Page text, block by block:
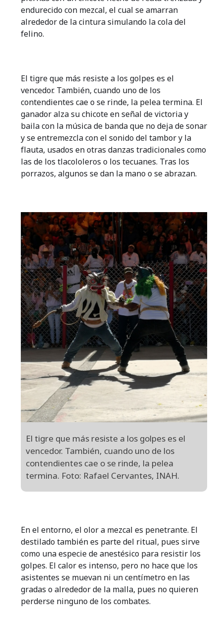
endurecido con mezcal, el cual se amarran
alrededor de la cintura simulando la cola del
felino.
El tigre que más resiste a los golpes es el
vencedor. También, cuando uno de los
contendientes cae o se rinde, la pelea termina. El
ganador alza su chicote en señal de victoria y
baila con la música de banda que no deja de sonar
y se entremezcla con el sonido del tambor y la
flauta, usados en otras danzas tradicionales como
las de los tlacololeros o los tecuanes. Tras los
porrazos, algunos se dan la mano o se abrazan.
El tigre que más resiste a los golpes es el
vencedor. También, cuando uno de los
contendientes cae o se rinde, la pelea
termina. Foto: Rafael Cervantes, INAH.
En el entorno, el olor a mezcal es penetrante. El
destilado también es parte del ritual, pues sirve
como una especie de anestésico para resistir los
golpes. El calor es intenso, pero no hace que los
asistentes se muevan ni un centímetro en las
gradas o alrededor de la malla, pues no quieren
perderse ninguno de los combates.